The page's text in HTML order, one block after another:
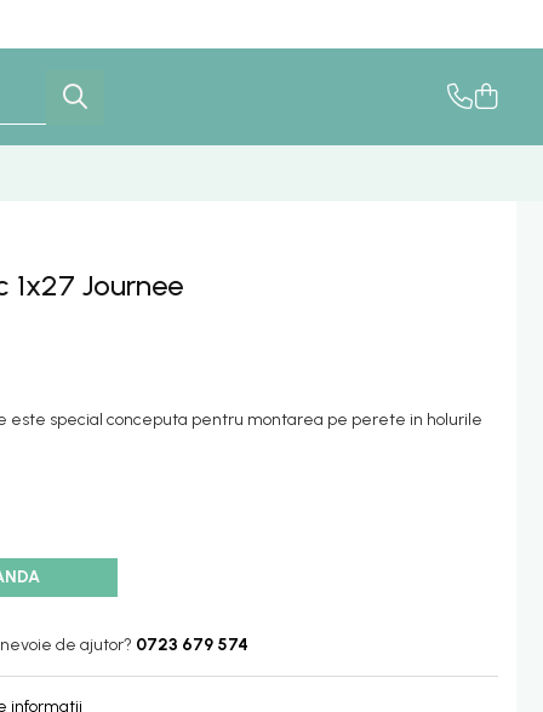
1x27 Journee
este special conceputa pentru montarea pe perete in holurile
de ajutor? 0723 679 574
informatii